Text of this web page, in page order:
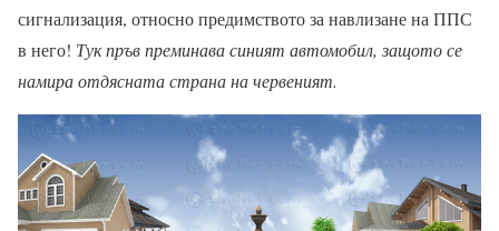
сигнализация, относно предимството за навлизане на ППС
в него! Тук пръв преминава синият автомобил, защото се
намира отдясната страна на червеният.